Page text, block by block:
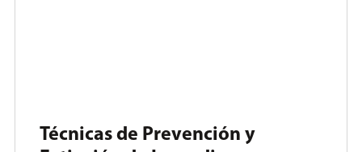
Técnicas de Prevención y